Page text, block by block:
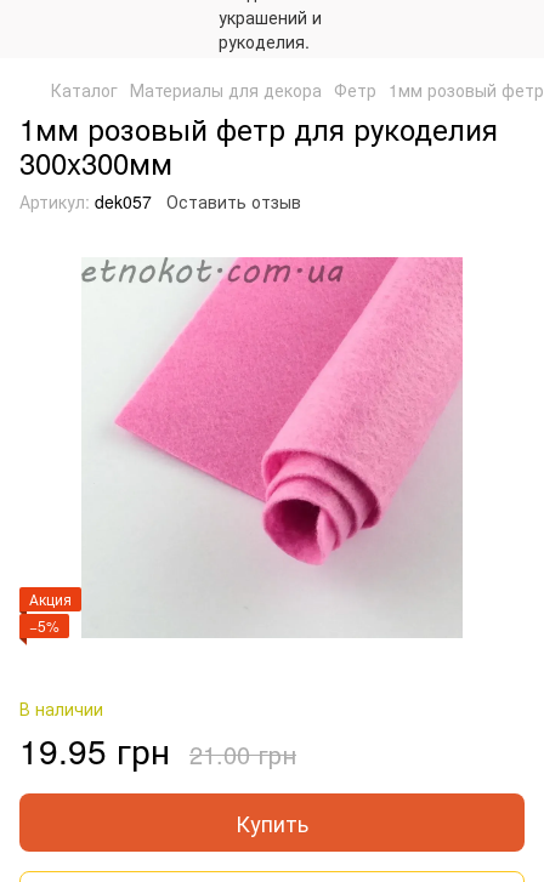
Каталог Материалы для декора Фетр 1мм розовый
1мм розовый фетр для рукоделия
300x300мм
Артикул: dek057 Оставить отзыв
Акция
−5%
В наличии
19.95 грн 21.00 грн
Купить